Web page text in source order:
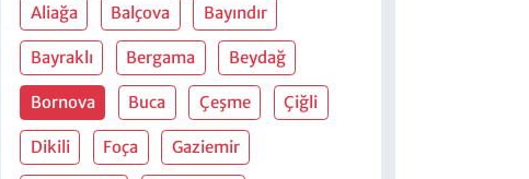
Aliağa Balçova Bayındır
Bayraklı Bergama Beydağ
Bornova Buca Çeşme Çiğli
Dikili Foça Gaziemir